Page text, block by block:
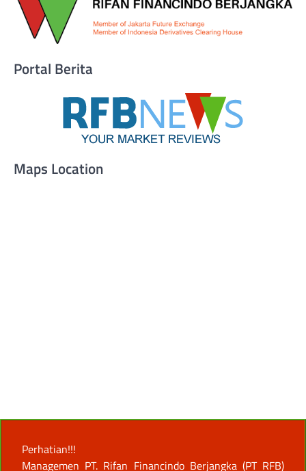
Portal Berita
Maps Location
Perhatian!!!
Managemen PT. Rifan Financindo Berjangka (PT RFB)